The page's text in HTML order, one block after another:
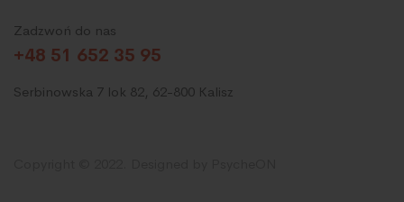
Zadzwoń do nas
+48 51 652 35 95
Serbinowska 7 lok 82, 62-800 Kalisz